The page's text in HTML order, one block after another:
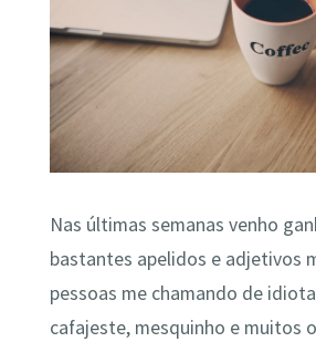
Nas últimas semanas venho
bastantes apelidos e adjetivos
pessoas me chamando de
cafajeste, mesquinho e muitos